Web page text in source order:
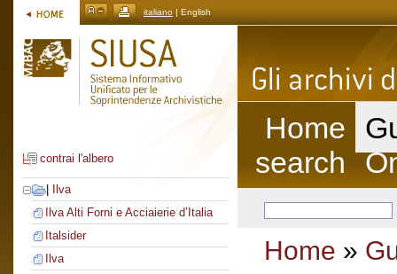
italiano | English
contrai l'albero
Ilva
Ilva Alti Forni e Acciaierie d’Italia
Italsider
Ilva
Home
search
Home »